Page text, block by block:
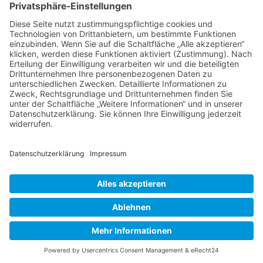
niederrhein?Hier gibt es weitere Informationen.
Für Mitgliedsfrauen: zum Erstellen eigener Angebote
und zum Bearbeiten des Unternehmensprofils bitte
einloggen!
SOCIAL MEDIA
Folge dem unternehmerinnen forum niederrhein
auch auf Facebook, Instagram oder LinkedIn.
Powered byCommuniBIT
Cookie-Einstellungen
Datenschutzerklärung
Impressum Kontakt